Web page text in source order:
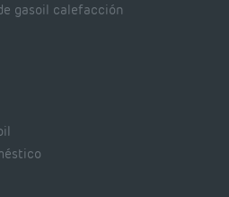
gasoil calefacción